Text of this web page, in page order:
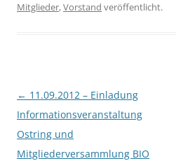
Mitglieder,Vorstand veröffentlicht.
Beitragsnavigation
← 11.09.2012 – Einladung
Informationsveranstaltung
Ostring und
Mitgliederversammlung BIO